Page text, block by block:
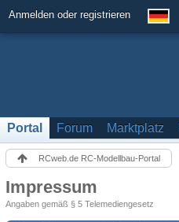
Anmelden oder registrieren
Portal Forum Marktplatz
RCweb.de RC-Modellbau-Portal
Impressum
Angaben gemäß § 5 Telemediengesetz